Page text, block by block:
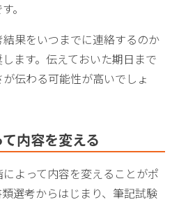
。
果をいつまでに連絡するのか
ます。伝えておいた期日まで
伝わる可能性が高いでしょ
内容を変える
よって内容を変えることがポ
選考からはじまり、筆記試験